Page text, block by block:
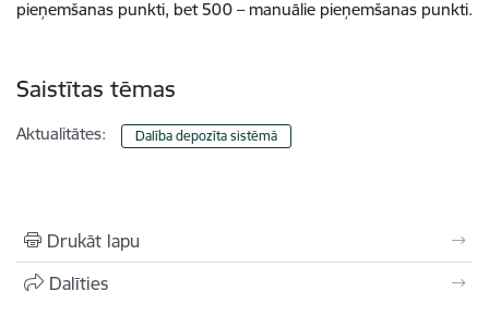
pieņemšanas punkti, bet 500 – manuālie pieņemšanas punkti.
Saistītas tēmas
Aktualitātes: Dalība depozīta sistēmā
Drukāt lapu
Dalīties